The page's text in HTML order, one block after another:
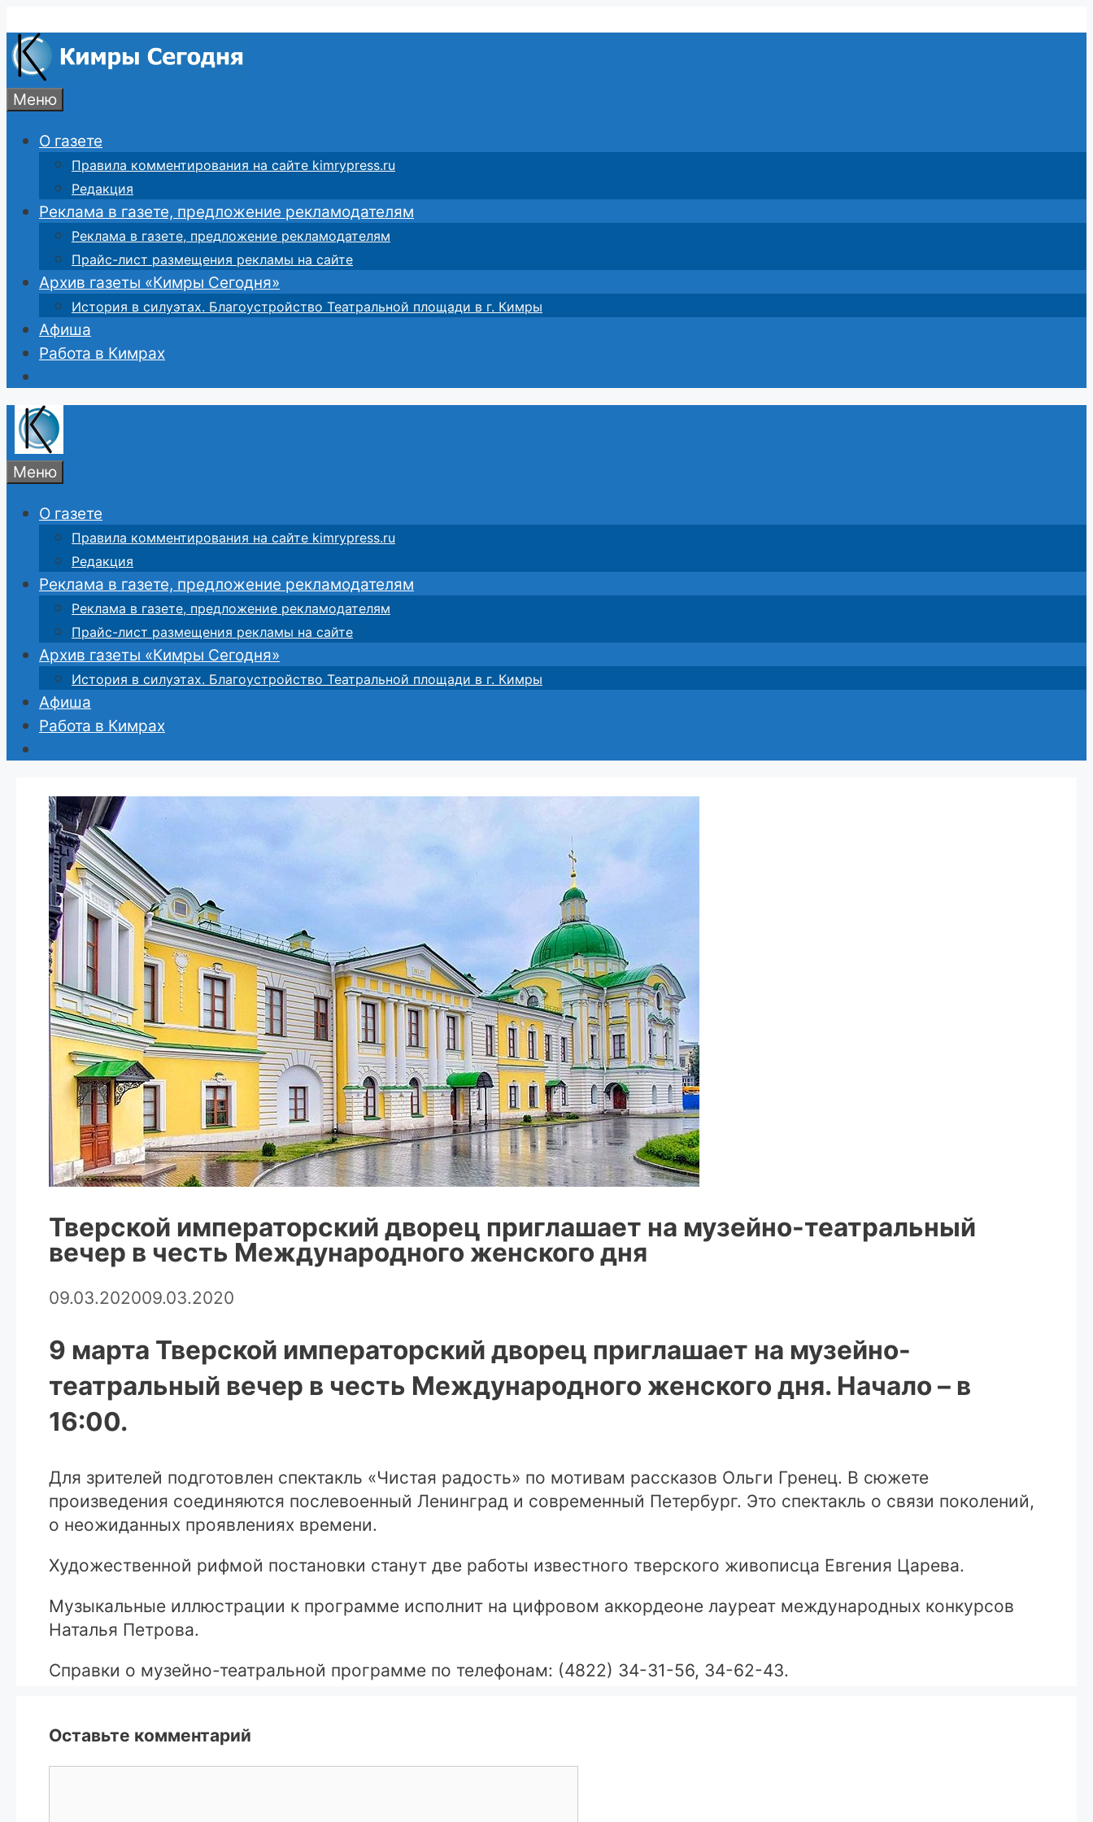
к
содержимому
Меню
О газете
Правила комментирования на сайте kimrypress.ru
Редакция
Реклама в газете, предложение рекламодателям
Реклама в газете, предложение рекламодателям
Прайс-лист размещения рекламы на сайте
Архив газеты «Кимры Сегодня»
История в силуэтах. Благоустройство Театральной площади в г. Кимры
Афиша
Работа в Кимрах
Меню
О газете
Правила комментирования на сайте kimrypress.ru
Редакция
Реклама в газете, предложение рекламодателям
Реклама в газете, предложение рекламодателям
Прайс-лист размещения рекламы на сайте
Архив газеты «Кимры Сегодня»
История в силуэтах. Благоустройство Театральной площади в г. Кимры
Афиша
Работа в Кимрах
Тверской императорский дворец приглашает на музейно-театральный
вечер в честь Международного женского дня
09.03.202009.03.2020
9 марта Тверской императорский дворец приглашает на музейно-
театральный вечер в честь Международного женского дня. Начало – в
16:00.
Для зрителей подготовлен спектакль «Чистая радость» по мотивам рассказов Ольги Гренец. В сюжете
произведения соединяются послевоенный Ленинград и современный Петербург. Это спектакль о связи поколений,
о неожиданных проявлениях времени.
Художественной рифмой постановки станут две работы известного тверского живописца Евгения Царева.
Музыкальные иллюстрации к программе исполнит на цифровом аккордеоне лауреат международных конкурсов
Наталья Петрова.
Справки о музейно-театральной программе по телефонам: (4822) 34-31-56, 34-62-43.
Оставьте комментарий